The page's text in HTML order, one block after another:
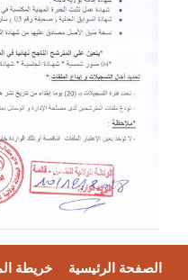
الرئيسية خريطة الموقع